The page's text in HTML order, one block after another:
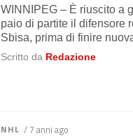
WINNIPEG – È riuscito a
paio di partite il difensore
Sbisa, prima di finire
Scritto da Redazione
NHL / 7 anni ago